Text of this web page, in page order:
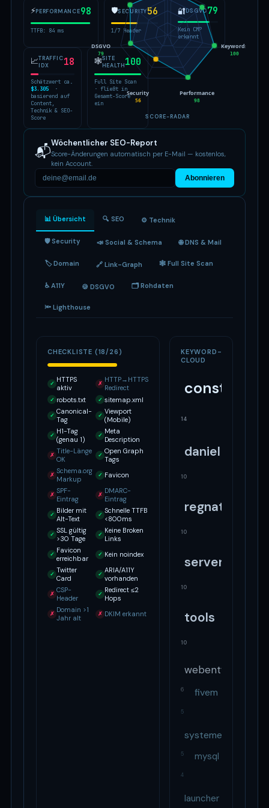
⚡PERFORMANCE98
TTFB: 84 ms
🛡SECURITY56
1/7 Header
🔐DSGVO79
Kein CMP
erkannt
📈TRAFFIC
IDX
18
Schätzwert ca.
$3.305 ·
basierend auf
Content,
Technik & SEO-
Score
🕸SITE
HEALTH100
Full Site Scan
· fließt in
Gesamt-Score
ein
Keywords
100
Performance
98
Security
56
DSGVO
79
SCORE-RADAR
📬Wöchentlicher SEO-Report
Score-Änderungen automatisch per E-Mail — kostenlos,
kein Account.
Abonnieren
📊 Übersicht 🔍 SEO ⚙️ Technik
🛡 Security 📣 Social & Schema 🌐 DNS & Mail
🏷 Domain 🔗 Link-Graph 🕸 Full Site Scan
♿ A11Y 🍪 DSGVO 🗂 Rohdaten
🔦 Lighthouse
CHECKLISTE (18/26)
✓ HTTPS
aktiv
✗ HTTP→HTTPS
Redirect
✓ robots.txt ✓ sitemap.xml
✓ Canonical-
Tag
✓ Viewport
(Mobile)
✓ H1-Tag
(genau 1)
✓ Meta
Description
✗ Title-Länge
OK
✓ Open Graph
Tags
✗ Schema.org
Markup
✓ Favicon
✗ SPF-
Eintrag
✗ DMARC-
Eintrag
✓ Bilder mit
Alt-Text
✓ Schnelle TTFB
<800ms
✓ SSL gültig
>30 Tage
✓ Keine Broken
Links
✓ Favicon
erreichbar
✓ Kein noindex
✓ Twitter
Card
✓ ARIA/A11Y
vorhanden
✗ CSP-
Header
✓ Redirect ≤2
Hops
✗ Domain >1
Jahr alt
✗ DKIM erkannt
KEYWORD-
CLOUD
const
14
daniel
10
regnath
10
server
10
tools
10
webentwicklung
6 fivem
5
systeme
5 mysql
4
launcher